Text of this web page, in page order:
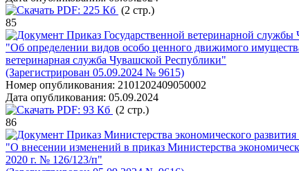
PDF: 225 Кб (2 стр.)
85
Приказ Государственной ветеринарной
"Об определении видов особо ценного движимого
ветеринарная служба Чувашской Республики"
(Зарегистрирован 05.09.2024 № 9615)
Номер опубликования: 2101202409050002
Дата опубликования: 05.09.2024
PDF: 93 Кб (2 стр.)
86
Приказ Министерства экономического
"О внесении изменений в приказ Министерства
2020 г. № 126/123/п"